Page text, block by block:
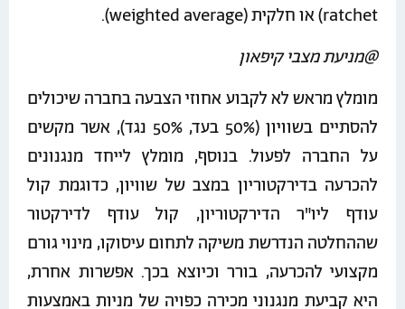
ratchet) או חלקית (weighted average).
@מניעת מצבי קיפאון
מומלץ מראש לא לקבוע אחוזי הצבעה בחברה שיכולים
להסתיים בשוויון (50% בעד, 50% נגד), אשר מקשים
על החברה לפעול. בנוסף, מומלץ לייחד מנגנונים
להכרעה בדירקטוריון במצב של שוויון, כדוגמת קול
עודף ליו"ר הדירקטוריון, קול עודף לדירקטור
שההחלטה הנדרשת משיקה לתחום עיסוקו, מינוי גורם
מקצועי להכרעה, בורר וכיוצא בכך. אפשרות אחרת,
היא קביעת מנגנוני מכירה כפויה של מניות באמצעות